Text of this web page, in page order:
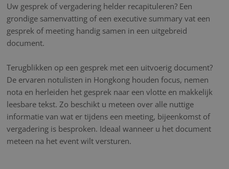
Uw gesprek of vergadering helder recapituleren? Een
grondige samenvatting of een executive summary vat een
gesprek of meeting handig samen in een uitgebreid
document.
Terugblikken op een gesprek met een uitvoerig document?
De ervaren notulisten in Hongkong houden focus, nemen
nota en herleiden het gesprek naar een vlotte en makkelijk
leesbare tekst. Zo beschikt u meteen over alle nuttige
informatie van wat er tijdens een meeting, bijeenkomst of
vergadering is besproken. Ideaal wanneer u het document
meteen na het event wilt versturen.